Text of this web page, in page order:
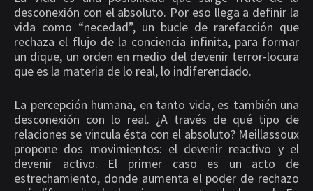
desconexión con el absoluto. Por eso llega a definir la
vida como “necedad”, un bucle de rarefacción que
rechaza el flujo de la conciencia infinita, para formar
un dique, un orden en medio del devenir terror-locura
que es la materia de lo real, lo indiferenciado.
La percepción humana, en tanto vida, es también una
desconexión con lo real. ¿A través de qué tipo de
relaciones se vincula ésta con el absoluto? Meillassoux
propone dos movimientos: el devenir reactivo y el
devenir activo. El primer caso es un acto de
estrechamiento, donde aumenta el poder de rechazo